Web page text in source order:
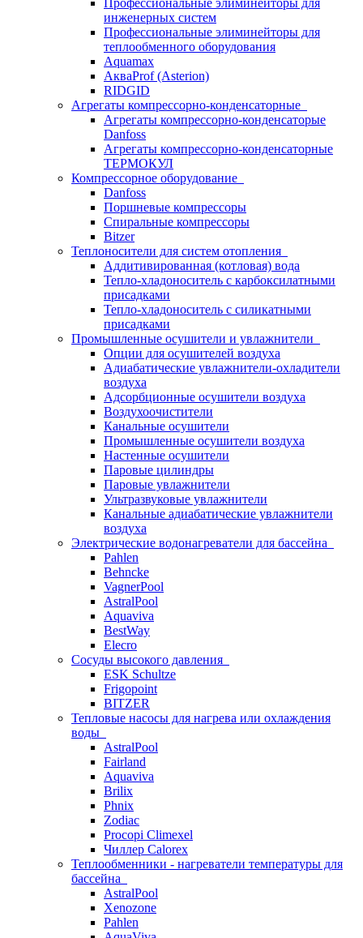
Профессиональные элиминейторы для
инженерных систем
Профессиональные элиминейторы для
теплообменного оборудования
Aquamax
АкваProf (Asterion)
RIDGID
Агрегаты компрессорно-конденсаторные
Агрегаты компрессорно-конденсаторые
Danfoss
Агрегаты компрессорно-конденсаторные
ТЕРМОКУЛ
Компрессорное оборудование
Danfoss
Поршневые компрессоры
Спиральные компрессоры
Bitzer
Теплоносители для систем отопления
Аддитивированная (котловая) вода
Тепло-хладоноситель с карбоксилатными
присадками
Тепло-хладоноситель с силикатными
присадками
Промышленные осушители и увлажнители
Опции для осушителей воздуха
Адиабатические увлажнители-охладители
воздуха
Адсорбционные осушители воздуха
Воздухоочистители
Канальные осушители
Промышленные осушители воздуха
Настенные осушители
Паровые цилиндры
Паровые увлажнители
Ультразвуковые увлажнители
Канальные адиабатические увлажнители
воздуха
Электрические водонагреватели для бассейна
Pahlen
Behncke
VagnerPool
AstralPool
Aquaviva
BestWay
Elecro
Сосуды высокого давления
ESK Schultze
Frigopoint
BITZER
Тепловые насосы для нагрева или охлаждения
воды
AstralPool
Fairland
Aquaviva
Brilix
Phnix
Zodiac
Procopi Climexel
Чиллер Calorex
Теплообменники - нагреватели температуры для
бассейна
AstralPool
Xenozone
Pahlen